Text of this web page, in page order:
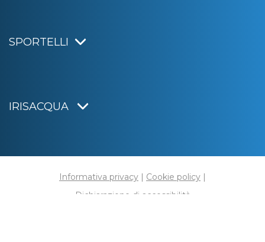
SPORTELLI
IRISACQUA
Informativa privacy | Cookie policy |
Dichiarazione di accessibilità